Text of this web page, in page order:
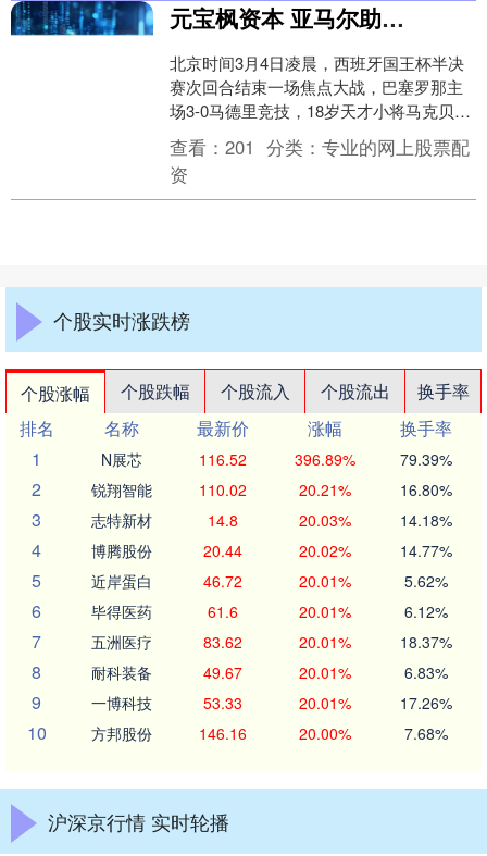
元宝枫资本 亚马尔助攻难救主 巴萨3-4遭淘汰 卫冕冠军出局 马竞晋级国王杯决赛
北京时间3月4日凌晨，西班牙国王杯半决
赛次回合结束一场焦点大战，巴塞罗那主
场3-0马德里竞技，18岁天才小将马克贝尔
纳尔双响，拉菲尼亚点球建功。 很遗憾的
是巴塞....
查看： 201 分类： 专业的网上股票配
资
个股实时涨跌榜
个股涨幅 个股跌幅 个股流入 个股流出
换手率
排名
名称 最新价 涨幅
换手率
1
N展芯 116.52 396.89% 79.39%
2 锐翔智能 110.02 20.21% 16.80%
3 志特新材 14.8 20.03% 14.18%
4 博腾股份 20.44 20.02% 14.77%
5 近岸蛋白 46.72 20.01% 5.62%
6 毕得医药 61.6 20.01% 6.12%
7 五洲医疗 83.62 20.01% 18.37%
8 耐科装备 49.67 20.01% 6.83%
9 一博科技 53.33 20.01% 17.26%
10 方邦股份 146.16 20.00% 7.68%
沪深京行情 实时轮播